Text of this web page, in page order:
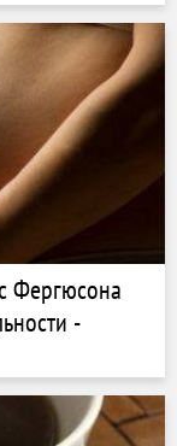
Фергюсона
-